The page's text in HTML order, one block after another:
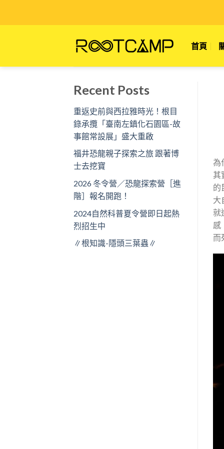
首頁
Recent Posts
重返史前與西拉雅時光！根目
錄承攬「臺南左鎮化石園區-故
事館常設展」盛大重啟
福井恐龍親子探索之旅 跟著博
士去挖寶
2026 冬令營／恐龍探索營［進
階］報名開跑！
2024自然科普夏令營即日起熱
烈招生中
∥根知識-隱頭三葉蟲∥
為
其
的
大
就
感
而